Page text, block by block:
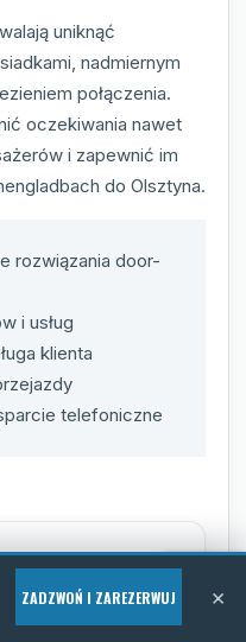
uniknąć
nadmiernym
połączenia.
oczekiwania nawet
i zapewnić im
do Olsztyna.
rozwiązania door-
i usług
klienta
telefoniczne
ZADZWOŃ I ZAREZERWUJ ×